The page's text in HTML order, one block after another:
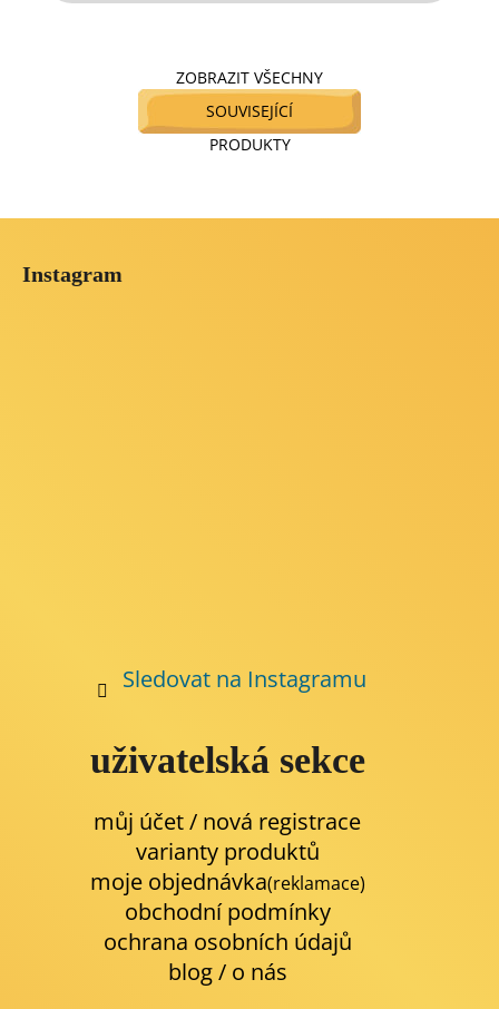
ZOBRAZIT VŠECHNY
SOUVISEJÍCÍ
PRODUKTY
Instagram
Sledovat na Instagramu
uživatelská sekce
můj účet / nová registrace
varianty produktů
moje objednávka(reklamace)
obchodní podmínky
ochrana osobních údajů
blog/ o nás